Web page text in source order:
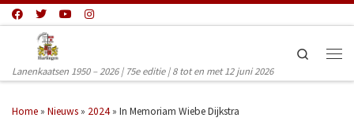
Ga naar inhoud
Lanenkaatsen 1950 – 2026 | 75e editie | 8 tot en met 12 juni 2026
Search
Home » Nieuws » 2024 » In Memoriam Wiebe Dijkstra